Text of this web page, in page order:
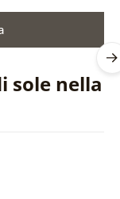
sole nella